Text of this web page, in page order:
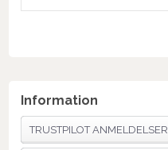
Information
TRUSTPILOT ANMELDELSER